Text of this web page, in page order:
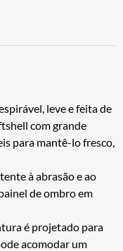
leve e feita de
com grande
para mantê-lo fresco,
à abrasão e ao
de ombro em
é projetado para
acomodar um